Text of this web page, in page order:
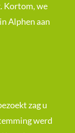
Kortom, we
Alphen aan
zag u
werd